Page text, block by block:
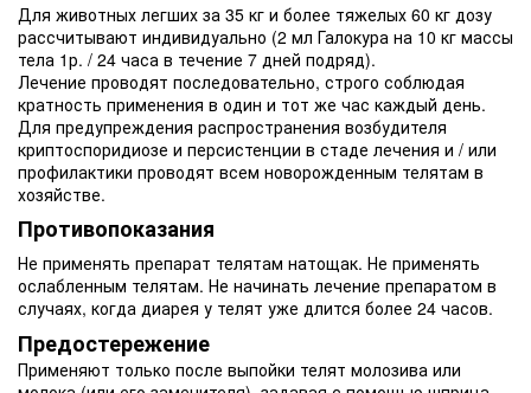
Для животных легших за 35 кг и более тяжелых 60 кг дозу
рассчитывают индивидуально (2 мл Галокура на 10 кг массы
тела 1р. / 24 часа в течение 7 дней подряд).
Лечение проводят последовательно, строго соблюдая
кратность применения в один и тот же час каждый день.
Для предупреждения распространения возбудителя
криптоспоридиозе и персистенции в стаде лечения и / или
профилактики проводят всем новорожденным телятам в
хозяйстве.
Противопоказания
Не применять препарат телятам натощак. Не применять
ослабленным телятам. Не начинать лечение препаратом в
случаях, когда диарея у телят уже длится более 24 часов.
Предостережение
Применяют только после выпойки телят молозива или